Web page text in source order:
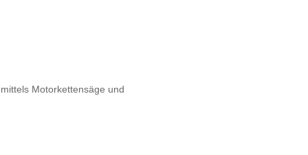
Motorkettensäge und